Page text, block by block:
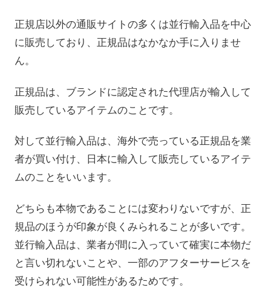
正規店以外の通販サイトの多くは並行輸入品を中心
に販売しており、正規品はなかなか手に入りませ
ん。
正規品は、ブランドに認定された代理店が輸入して
販売しているアイテムのことです。
対して並行輸入品は、海外で売っている正規品を業
者が買い付け、日本に輸入して販売しているアイテ
ムのことをいいます。
どちらも本物であることには変わりないですが、正
規品のほうが印象が良くみられることが多いです。
並行輸入品は、業者が間に入っていて確実に本物だ
と言い切れないことや、一部のアフターサービスを
受けられない可能性があるためです。